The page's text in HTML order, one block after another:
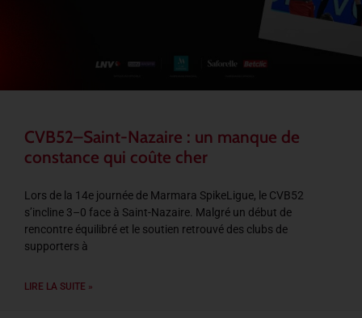
CVB52–Saint-Nazaire : un manque de
constance qui coûte cher
Lors de la 14e journée de Marmara SpikeLigue, le CVB52
s’incline 3–0 face à Saint-Nazaire. Malgré un début de
rencontre équilibré et le soutien retrouvé des clubs de
supporters à
LIRE LA SUITE »